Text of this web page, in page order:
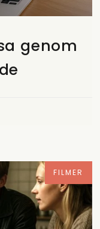
genom
FILMER